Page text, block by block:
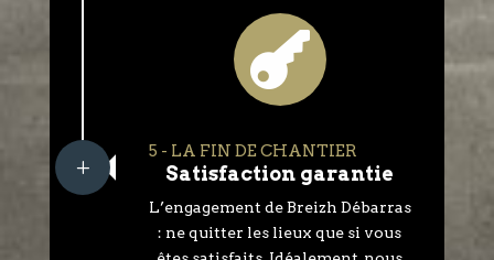
L

5 - LA FIN DE CHANTIER
Satisfaction garantie
L’engagement de Breizh Débarras
: ne quitter les lieux que si vous